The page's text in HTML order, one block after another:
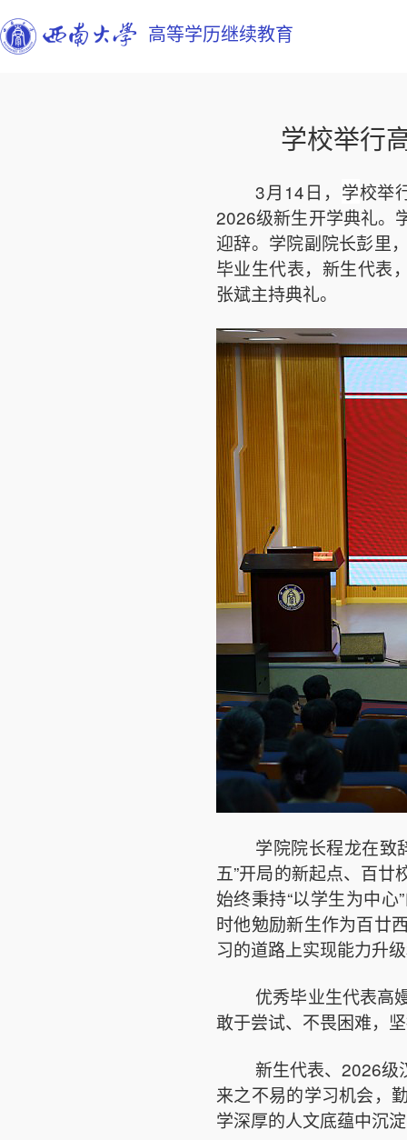
高等学历继续教育
学校举行
3月14日， 学校举
2026级新生开学典礼。
迎辞。学院副院长彭里
毕业生代表，新生代表
张斌主持典礼。
学院院长程龙在致
五”开局的新起点、百
始终秉持“以学生为中
时他勉励新生作为百廿
习的道路上实现能力升
优秀毕业生代表高
敢于尝试、不畏困难，
新生代表、2026级
来之不易的学习机会，
学深厚的人文底蕴中沉